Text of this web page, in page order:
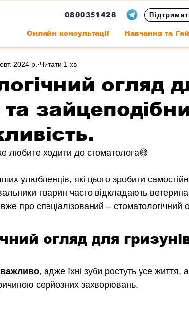
0800351428
Онлайн консультації Навчання та
огляд
та
2024 р. Читати 1 хв
любите ходити до стоматолога😅
улюбленців, які цього зробити
тварин часто відкладають
про спеціалізований – стоматологічний
огляд для
, адже їхні зуби ростуть усе життя,
серйозних захворювань.